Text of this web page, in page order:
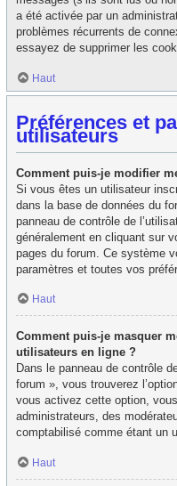
a été activée par un
problèmes récurrents de
essayez de supprimer les
Haut
Préférences et
utilisateurs
Comment puis-je modifier
Si vous êtes un utilisateur
dans la base de données du
panneau de contrôle de
généralement en cliquant sur
pages du forum. Ce système
paramètres et toutes vos
Haut
Comment puis-je masquer
utilisateurs en ligne ?
Dans le panneau de contrôle
forum », vous trouverez
vous activez cette option,
administrateurs, des
comptabilisé comme étant un
Haut